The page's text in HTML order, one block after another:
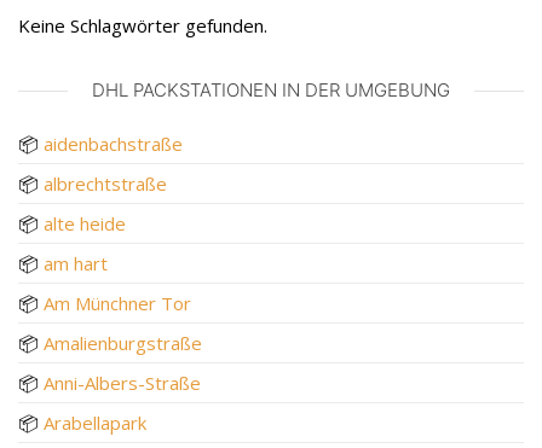
Keine Schlagwörter gefunden.
DHL PACKSTATIONEN IN DER UMGEBUNG
📦 aidenbachstraße
📦 albrechtstraße
📦 alte heide
📦 am hart
📦 Am Münchner Tor
📦 Amalienburgstraße
📦 Anni-Albers-Straße
📦 Arabellapark